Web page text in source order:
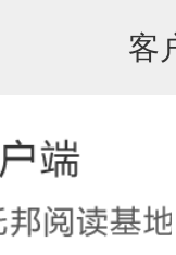
客